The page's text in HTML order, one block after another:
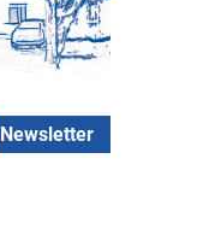
Newsletter